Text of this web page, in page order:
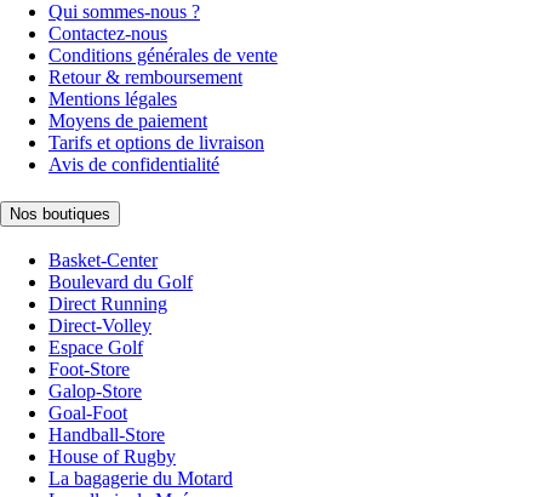
Qui sommes-nous ?
Contactez-nous
Conditions générales de vente
Retour & remboursement
Mentions légales
Moyens de paiement
Tarifs et options de livraison
Avis de confidentialité
Nos boutiques
Basket-Center
Boulevard du Golf
Direct Running
Direct-Volley
Espace Golf
Foot-Store
Galop-Store
Goal-Foot
Handball-Store
House of Rugby
La bagagerie du Motard